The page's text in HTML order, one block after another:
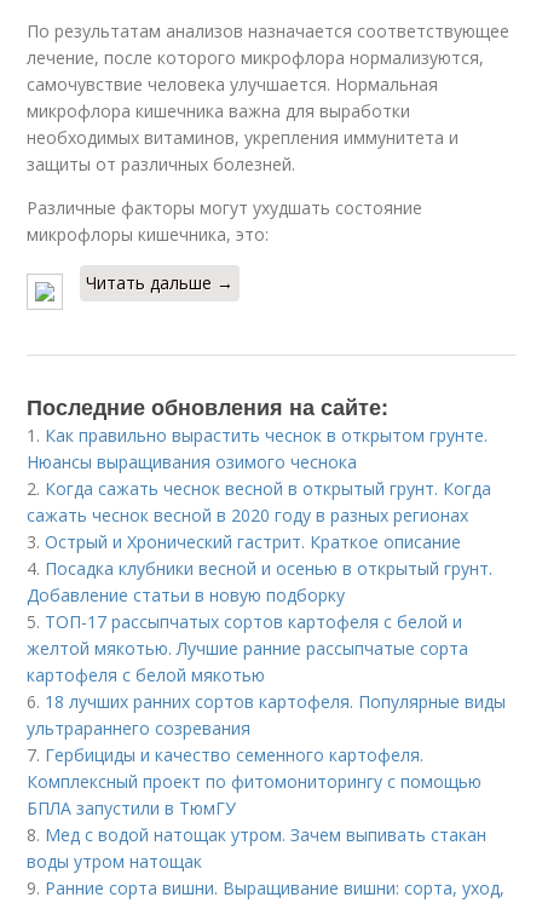
По результатам анализов назначается соответствующее
лечение, после которого микрофлора нормализуются,
самочувствие человека улучшается. Нормальная
микрофлора кишечника важна для выработки
необходимых витаминов, укрепления иммунитета и
защиты от различных болезней.
Различные факторы могут ухудшать состояние
микрофлоры кишечника, это:
Читать дальше →
Последние обновления на сайте:
1. Как правильно вырастить чеснок в открытом грунте.
Нюансы выращивания озимого чеснока
2. Когда сажать чеснок весной в открытый грунт. Когда
сажать чеснок весной в 2020 году в разных регионах
3.Острый и Хронический гастрит. Краткое описание
4. Посадка клубники весной и осенью в открытый грунт.
Добавление статьи в новую подборку
5. ТОП-17 рассыпчатых сортов картофеля с белой и
желтой мякотью. Лучшие ранние рассыпчатые сорта
картофеля с белой мякотью
6. 18 лучших ранних сортов картофеля. Популярные виды
ультрараннего созревания
7. Гербициды и качество семенного картофеля.
Комплексный проект по фитомониторингу с помощью
БПЛА запустили в ТюмГУ
8. Мед с водой натощак утром. Зачем выпивать стакан
воды утром натощак
9. Ранние сорта вишни. Выращивание вишни: сорта, уход,